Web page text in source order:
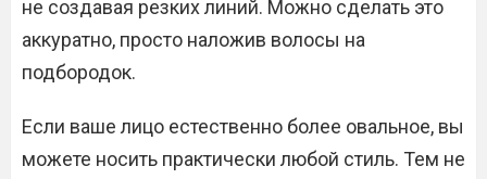
не создавая резких линий. Можно сделать это
аккуратно, просто наложив волосы на
подбородок.
Если ваше лицо естественно более овальное, вы
можете носить практически любой стиль. Тем не